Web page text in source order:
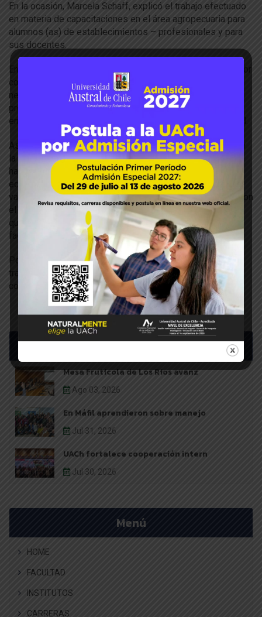
En la ocasión, Marcela Schaff, explicó el trabajo efectuado
en materia de capacitaciones en el área agropecuaria para
alumnos (as) de establecimientos – profesionales y para
sus docentes.
En ese contexto, el Decano Dörner, manifestó el interés por
colaborar en esta iniciativa, tomando en cuenta, la
necesidad que exhibe el contexto actual de contar con
profesionales del ámbito agroalimentario capaces de
enfrentar los desafíos que implica la alimentación mundial.
Asimismo, Marcela Espinoza, sostuvo que, como parte de
la Corporación, es “muy importante que los gremios
hagamos nexos con la academia y con los organismos de
educación técnica de la mención agrícola. Por eso,
valoramos mucho un trabajo conjunto con la universidad, con
el fin de que los jóvenes no emigren a la ciudad y se
queden en el campo y nosotros ser el nexo que pueda
facilitar esto”.
Por su parte, la Dra. Silvana Bravo, manifestó que se
trabajará en acciones conjuntas que permitan apoyar y
colaborar en esta materia.
Últimas noticias
Mesa Frutícola de Los Ríos avanz
Ago 03, 2026
En Máfil aprendieron sobre manejo
Jul 31, 2026
UACh fortalece cooperación intern
Jul 30, 2026
Menú
HOME
FACULTAD
INSTITUTOS
CARRERAS